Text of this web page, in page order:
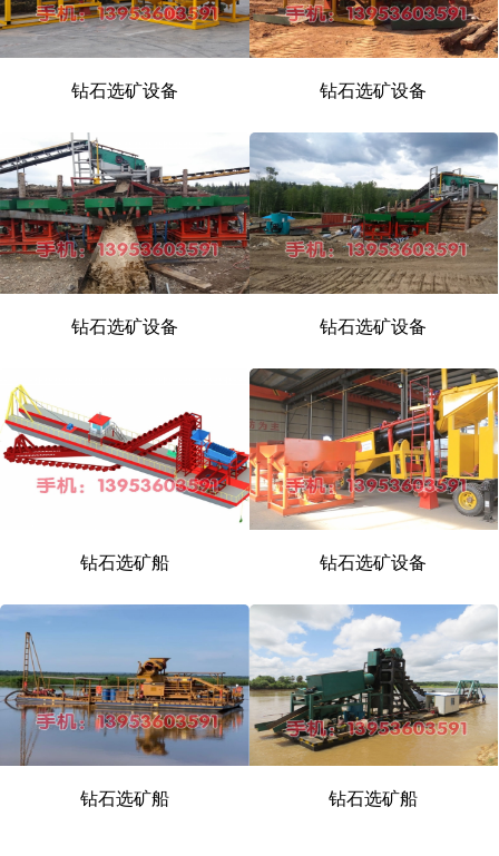
\3
钻石选矿设备 钻石选矿设备
钻石选矿设备 钻石选矿设备
钻石选矿船 钻石选矿设备
钻石选矿船 钻石选矿船